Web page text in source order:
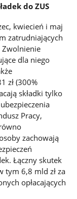
do ZUS
kwiecień i maj
zatrudniających
Zwolnienie
dla niego
zł (300%
składki tylko
Pracy,
zachowają
Łączny skutek
tym 6,8 mld zł za
opłacających